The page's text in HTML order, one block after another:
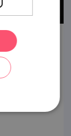
ein
dem
von